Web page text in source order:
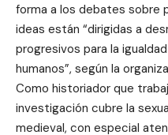
forma a los debates sobre
ideas están “dirigidas a
progresivos para la
humanos”, según la
Como historiador que
investigación cubre la
medieval, con especial